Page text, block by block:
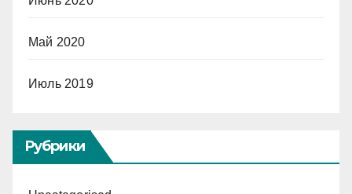
Май 2020
Июль 2019
Рубрики